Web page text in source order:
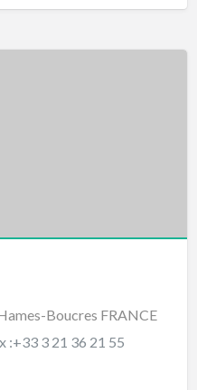
Boucres FRANCE
:+33 3 21 36 21 55